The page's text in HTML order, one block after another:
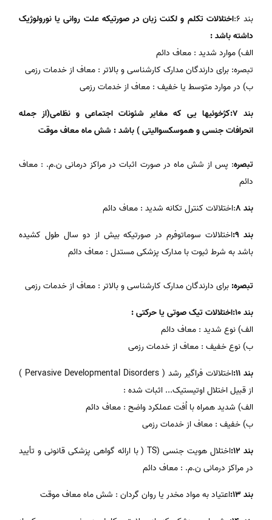
بند 6:
اختلالات تکلم و لکنت زبان در صورتیکه علت روانی یا نورولوژیک
داشته باشد :
الف) موارد شدید : معاف دائم
تبصره: برای دارندگان مدارک کارشناسی و بالاتر : معاف از خدمات رزمی
ب) در موارد متوسط یا خفیف : معاف از خدمات رزمی
بند 7:کژخوئیها یی که مغایر شئونات اجتماعی و نظامی(از جمله
انحرافات جنسی و هموسکسوالیتی ) باشد : شش ماه معاف موقت
تبصره: پس از شش ماه در صورت اثبات در مراکز درمانی ن.م. : معاف
دائم
بند 8
:اختلالات کنترل تکانه شدید : معاف دائم
بند 9:
اختلالات سوماتوفرم در صورتیکه بیش از دو سال طول کشیده
باشد به شرط ثبوت با مدارک پزشکی مستدل : معاف دائم
تبصره: برای دارندگان مدارک کارشناسی و بالاتر : معاف از خدمات رزمی
بند 10:اختلالات تیک صوتی یا حرکتی :
الف) نوع شدید : معاف دائم
ب) نوع خفیف : معاف از خدمات رزمی
بند 11:
اختلالات فراگیر رشد ( Pervasive Developmental Disorders )
از قبیل اختلال اوتیستیک... اثبات شده :
الف) شدید همراه با اُفت عملکرد واضح : معاف دائم
ب) خفیف : معاف از خدمات رزمی
بند 12:
اختلال هویت جنسی (TS ( با ارائه گواهی پزشکی قانونی و تأیید
در مراکز درمانی ن.م. : معاف دائم
بند 13:
اعتیاد به مواد مخدر یا روان گردان : شش ماه معاف موقت